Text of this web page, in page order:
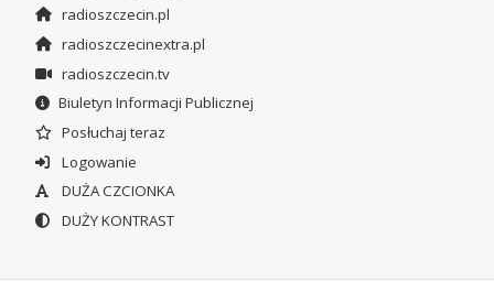
radioszczecin.pl
radioszczecinextra.pl
radioszczecin.tv
Biuletyn Informacji Publicznej
Posłuchaj teraz
Logowanie
DUŻA CZCIONKA
DUŻY KONTRAST